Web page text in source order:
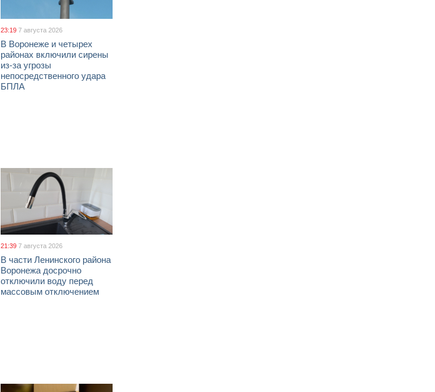
23:19 7 августа 2026
В Воронеже и четырех
районах включили сирены
из-за угрозы
непосредственного удара
БПЛА
21:39 7 августа 2026
В части Ленинского района
Воронежа досрочно
отключили воду перед
массовым отключением